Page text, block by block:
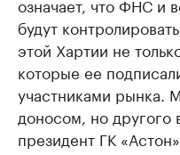
означает, что ФНС и
будут
этой Хартии не
которые ее
участниками рынка.
доносом, но другого
президент ГК